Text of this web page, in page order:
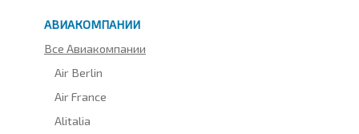
АВИАКОМПАНИИ
Все Авиакомпании
Air Berlin
Air France
Alitalia